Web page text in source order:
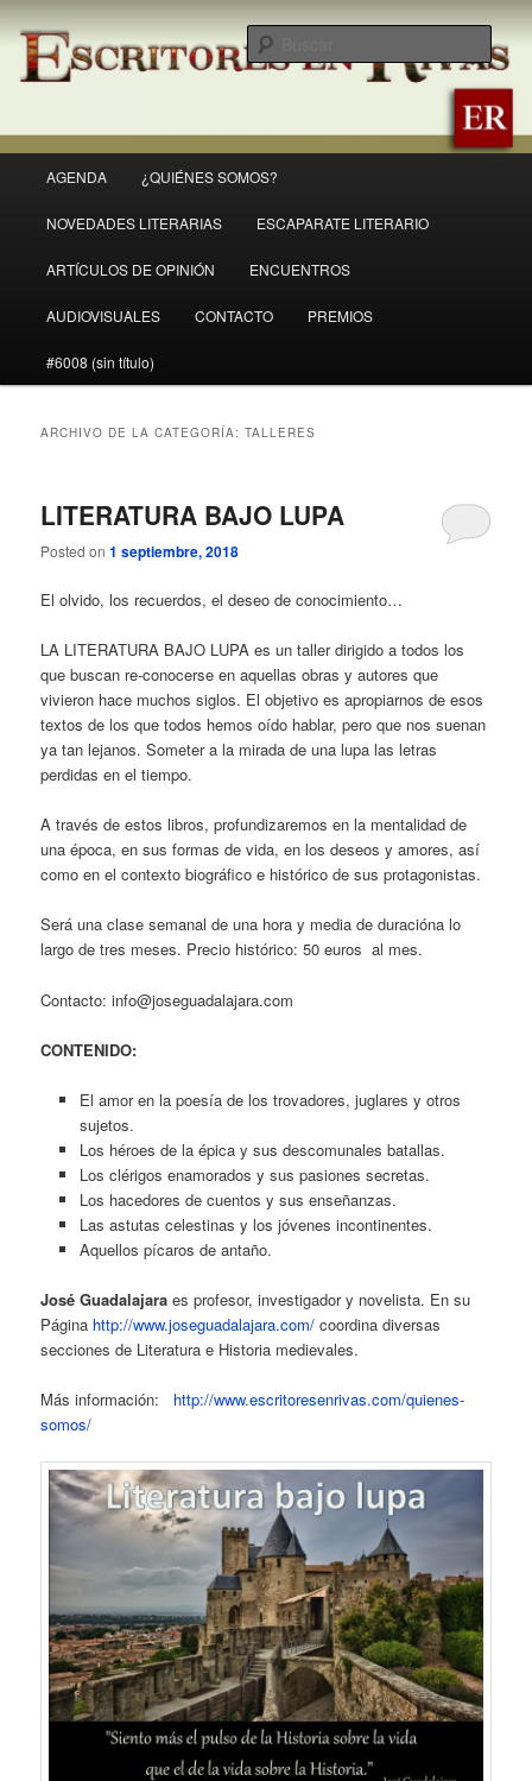
Ir
al
contenido
principal
Ir
al
contenido
secundario
Revista Escritores en Rivas
principal
AGENDA ¿QUIÉNES SOMOS?
NOVEDADES LITERARIAS ESCAPARATE LITERARIO
ARTÍCULOS DE OPINIÓN ENCUENTROS
AUDIOVISUALES CONTACTO PREMIOS
#6008 (sin título)
ARCHIVO DE LA CATEGORÍA:TALLERES
LITERATURA BAJO LUPA
Posted on1 septiembre, 2018
El olvido, los recuerdos, el deseo de conocimiento…
LA LITERATURA BAJO LUPA es un taller dirigido a todos los
que buscan re-conocerse en aquellas obras y autores que
vivieron hace muchos siglos. El objetivo es apropiarnos de esos
textos de los que todos hemos oído hablar, pero que nos suenan
ya tan lejanos. Someter a la mirada de una lupa las letras
perdidas en el tiempo.
A través de estos libros, profundizaremos en la mentalidad de
una época, en sus formas de vida, en los deseos y amores, así
como en el contexto biográfico e histórico de sus protagonistas.
Será una clase semanal de una hora y media de duracióna lo
largo de tres meses. Precio histórico: 50 euros al mes.
Contacto: info@joseguadalajara.com
CONTENIDO:
El amor en la poesía de los trovadores, juglares y otros
sujetos.
Los héroes de la épica y sus descomunales batallas.
Los clérigos enamorados y sus pasiones secretas.
Los hacedores de cuentos y sus enseñanzas.
Las astutas celestinas y los jóvenes incontinentes.
Aquellos pícaros de antaño.
José Guadalajaraes profesor, investigador y novelista. En su
Página http://www.joseguadalajara.com/ coordina diversas
secciones de Literatura e Historia medievales.
Más información: http://www.escritoresenrivas.com/quienes-
somos/